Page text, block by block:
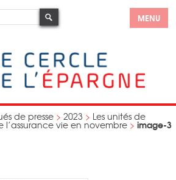
MENU
de presse > 2023 > Les unités de
l’assurance vie en novembre > image-3